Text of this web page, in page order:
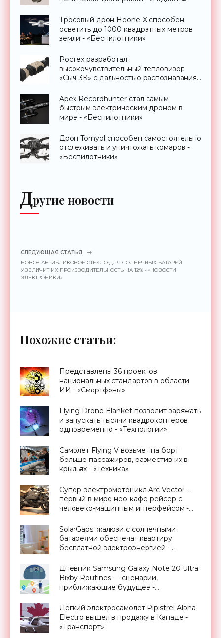
Тросовый дрон Heone-X способен
осветить до 1000 квадратных метров
земли - «Беспилотники»
Ростех разработал
высокочувствительный тепловизор
«Сыч-3К» с дальностью распознавания
Apex Recordhunter стал самым
быстрым электрическим дроном в
мире - «Беспилотники»
Дрон Tornyol способен самостоятельно
отслеживать и уничтожать комаров -
«Беспилотники»
Другие новости
СЛЕДУЮЩАЯ СТАТЬЯ
НОВОЕ АНТИБЛИКОВОЕ СТЕКЛО ДЛЯ СОЛНЕЧНЫХ БАТАРЕЙ
УВЕЛИЧИТ ИХ ПРОИЗВОДИТЕЛЬНОСТЬ НА 12% - «НОВОСТИ
ЭЛЕКТРОНИКИ»
Похожие статьи:
Представлены 36 проектов
национальных стандартов в области
ИИ - «Смартфоны»
Flying Drone Blanket позволит заряжать
и запускать тысячи квадрокоптеров
одновременно - «Технологии»
Самолет Flying V возьмет на борт
больше пассажиров, разместив их в
крыльях - «Техника»
Супер-электромотоцикл Arc Vector –
первый в мире нео-кафе-рейсер с
человеко-машинным интерфейсом -
SolarGaps: жалюзи с солнечными
батареями обеспечат квартиру
бесплатной электроэнергией -
Дневник Samsung Galaxy Note 20 Ultra:
Bixby Routines — сценарии,
приближающие будущее -
Легкий электросамолет Pipistrel Alpha
Electro вышел в продажу в Канаде -
«Транспорт»